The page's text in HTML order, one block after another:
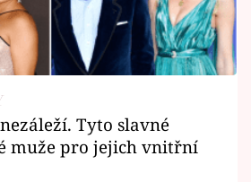
Tyto slavné
muže pro jejich vnitřní